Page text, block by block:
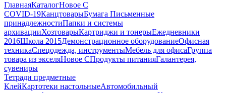
ГлавнаяКаталогНовое С
COVID-19КанцтоварыБумага Письменные
принадлежностиПапки и системы
архивацииХозтоварыКартриджи и тонерыЕжедневники
2016Школа 2015Демонстрационное оборудованиеОфисная
техникаСпецодежда, инструментыМебель для офисаГруппа
товара из экселяНовое СПродукты питанияГалантерея,
сувениры
Тетради предметные
КлейКартотеки настольныеАвтомобильный